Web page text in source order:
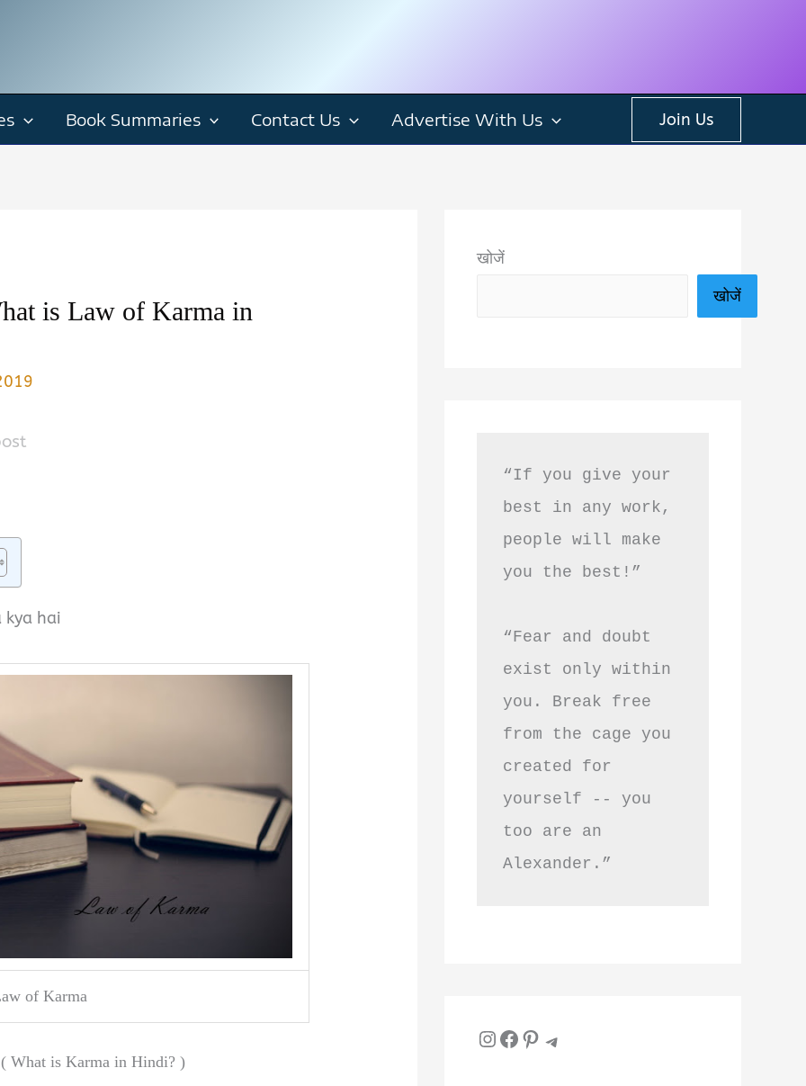
Book Summaries Contact Us Advertise With Us Join Us
is Law of Karma in
kya hai
of Karma
( What is Karma in Hindi? )
खोजें
खोजें
“If you give your
best in any work,
people will make
you the best!”
“Fear and doubt
exist only within
you. Break free
from the cage you
created for
yourself -- you
too are an
Alexander.”
InstagramFacebook Pinterest Telegram